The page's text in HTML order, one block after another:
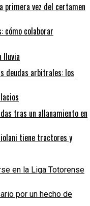
primera vez del certamen
cómo colaborar
lluvia
deudas arbitrales: los
tras un allanamiento en
tiene tractores y
en la Liga Totorense
por un hecho de